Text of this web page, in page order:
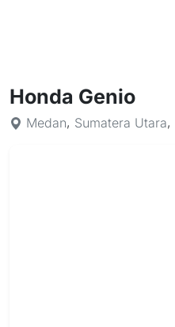
Honda Genio
Medan, Sumatera Utara,